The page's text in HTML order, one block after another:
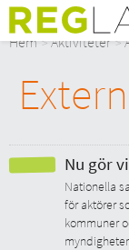
Om
In
Hem Aktiviteter
Nu gör
Nationella
för aktörer
kommuner